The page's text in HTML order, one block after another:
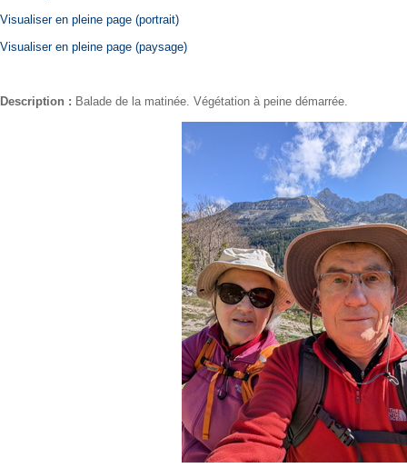
Visualiser en pleine page (portrait)
Visualiser en pleine page (paysage)
Description : Balade de la matinée. Végétation à peine démarrée.